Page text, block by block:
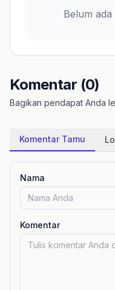
Belum
Komentar (0)
Bagikan pendapat Anda
Komentar Tamu
Nama
Komentar